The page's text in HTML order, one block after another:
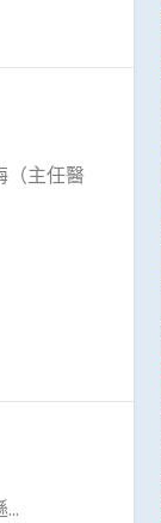
（主任醫